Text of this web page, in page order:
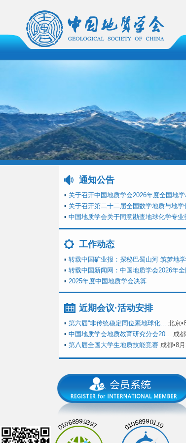
通知公告
▪ 关于召开中国地质学会2026年度全国地
▪ 关于召开第二十二届全国数学地质与地学
▪ 中国地质学会关于同意勘查地球化学专业
工作动态
▪ 转载中国矿业报：探秘巴蜀山河 筑梦地
▪ 转载中国新闻网：中国地质学会2026年
▪ 2025年度中国地质学会决算
近期会议·活动安排
▪ 第六届“非传统稳定同位素地球化... 北京
▪ 中国地质学会地质教育研究分会20... 成
▪ 第八届全国大学生地质技能竞赛 成都▪8
01068999397 01068990110